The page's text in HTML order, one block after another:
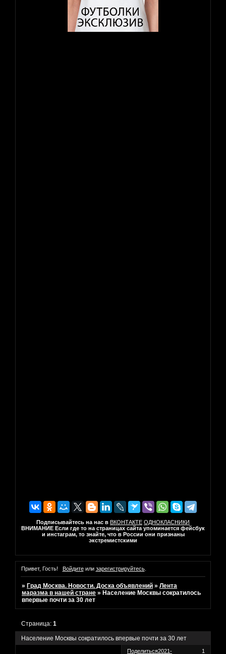
Подписывайтесь на нас в ВКОНТАКТЕ ОДНОКЛАСНИКИ
ВНИМАНИЕ Если где то на страницах сайта упоминается фейсбук
и инстаграм, то знайте, что в России они признаны
экстремистскими
Привет, Гость! Войдитеили зарегистрируйтесь.
» Град Москва. Новости. Доска объявлений »Лента
маразма в нашей стране » Население Москвы сократилось
впервые почти за 30 лет
Население Москвы сократилось впервые почти за 30 лет
Страница:1
Поделиться 1
2021-